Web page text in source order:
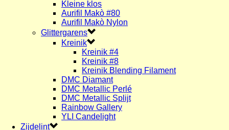
Kleine klos
Aurifil Makò #80
Aurifil Makò Nylon
Glittergarens
Kreinik
Kreinik #4
Kreinik #8
Kreinik Blending Filament
DMC Diamant
DMC Metallic Perlé
DMC Metallic Splijt
Rainbow Gallery
YLI Candelight
Zijdelint